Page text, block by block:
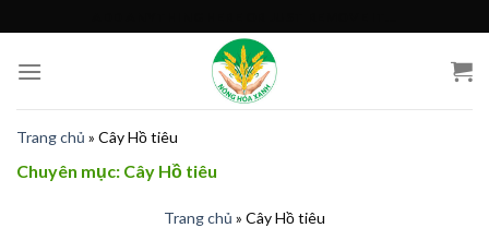
to
content
Trang chủ » Cây Hồ tiêu
Chuyên mục: Cây Hồ tiêu
Trang chủ » Cây Hồ tiêu